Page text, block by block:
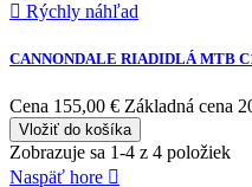
 Rýchly náhľad
CANNONDALE RIADIDLÁ MTB
Cena 155,00 € Základná cena
Vložiť do košíka
Zobrazuje sa 1-4 z 4 položiek
Naspäť hore 